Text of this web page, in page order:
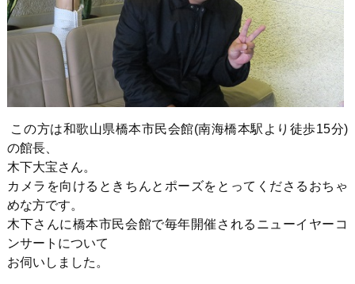
この方は和歌山県橋本市民会館(南海橋本駅より徒歩15分)
の館長、
木下大宝さん。
カメラを向けるときちんとポーズをとってくださるおちゃ
めな方です。
木下さんに橋本市民会館で毎年開催されるニューイヤーコ
ンサートについて
お伺いしました。